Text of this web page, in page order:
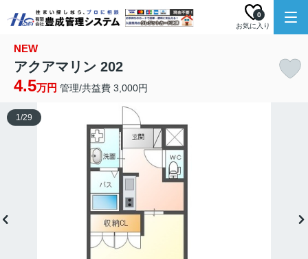
お気に入り
0
NEW
アクアマリン 202
4.5万円 管理/共益費 3,000円
1/29